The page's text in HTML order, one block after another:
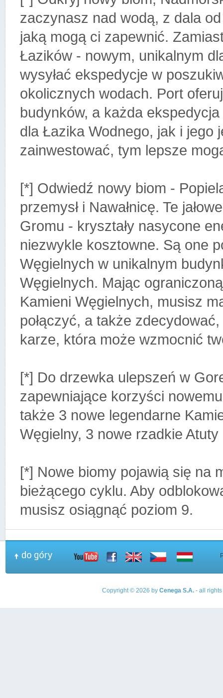
zaczynasz nad wodą, z dala
jaką mogą ci zapewnić.
Łazików - nowym, unikalnym
wysyłać ekspedycje w
okolicznych wodach. Port
budynków, a każda
dla Łazika Wodnego, jak i jego
zainwestować, tym lepsze
[*] Odwiedź nowy biom -
przemysł i Nawałnicę. Te
Gromu - kryształy nasycone
niezwykle kosztowne. Są one
Węgielnych w unikalnym
Węgielnych. Mając
Kamieni Węgielnych, musisz
połączyć, a także
karze, która może wzmocnić
[*] Do drzewka ulepszeń w
zapewniające korzyści
także 3 nowe legendarne
Węgielny, 3 nowe rzadkie
[*] Nowe biomy pojawią się na
bieżącego cyklu. Aby
musisz osiągnąć poziom 9.
Copyright © 2026 by Cenega S.A.- all rights